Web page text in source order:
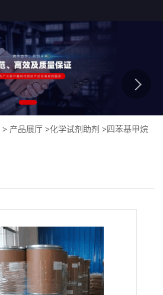
> 产品展厅 >化学试剂助剂 >四苯基甲烷